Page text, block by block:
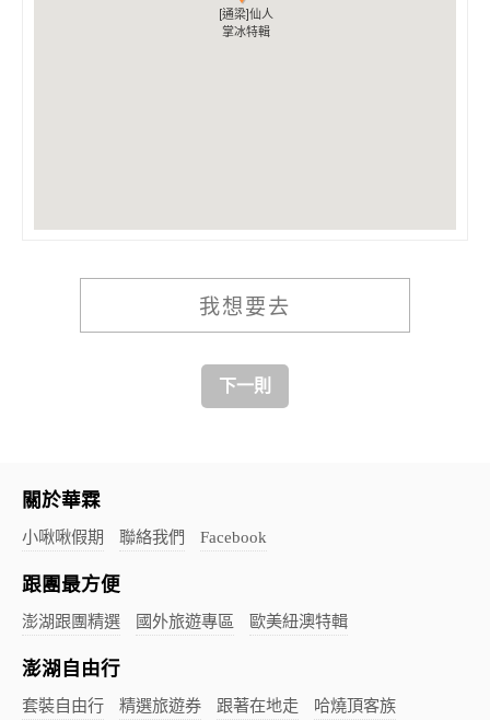
[通梁]仙人
掌冰特輯
[通梁]仙人
掌冰特輯
我想要去
下一則
關於華霖
小啾啾假期 聯絡我們 Facebook
跟團最方便
澎湖跟團精選 國外旅遊專區 歐美紐澳特輯
澎湖自由行
套裝自由行 精選旅遊券 跟著在地走 哈燒頂客族